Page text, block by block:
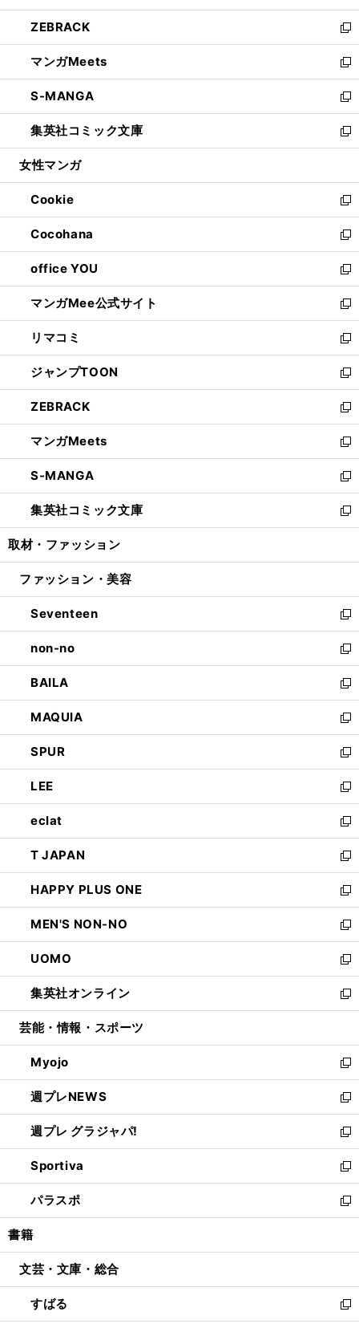
開
く
ウ
で
開
く
ン
ド
ウ
で
開
く
ウ
ィ
ン
ド
ウ
で
開
く
し
い
ウ
ィ
ン
ド
ウ
で
開
ZEBRACK
新
し
い
ウ
ィ
ン
ド
ウ
開
く
マンガMeets
新
し
い
ウ
ィ
ン
ウ
で
開
く
S-MANGA
新
し
い
ウ
ン
ド
ウ
で
開
く
集英社コミック文庫
新
し
ウ
ィ
ン
ド
ウ
で
開
く
女性マンガ
Cookie
新
し
い
ウ
ィ
ン
ド
ウ
で
開
く
Cocohana
新
し
い
ウ
ィ
ン
ド
ウ
で
開
く
office YOU
新
し
い
ウ
ィ
ン
ド
ウ
で
開
く
マンガMee公式サイト
新
し
い
ウ
ィ
ン
ド
ウ
で
開
く
リマコミ
新
し
い
ウ
ィ
ン
ド
ウ
で
開
く
ジャンプTOON
新
し
い
ウ
ィ
ン
ド
ウ
で
開
ZEBRACK
新
し
い
ウ
ィ
ン
ド
ウ
開
マンガMeets
新
し
い
ウ
ィ
ン
ウ
開
く
S-MANGA
新
し
い
ウ
ン
ウ
で
開
く
集英社コミック文庫
新
し
ウ
ン
ド
ウ
で
開
く
取材・ファッション
ファッション・美容
Seventeen
新
し
い
ウ
ィ
ン
ド
ウ
で
開
く
non-no
新
し
い
ウ
ィ
ン
ド
ウ
で
開
く
BAILA
新
し
い
ウ
ィ
ン
ド
ウ
で
開
く
MAQUIA
新
し
い
ウ
ィ
ン
ド
ウ
で
開
く
SPUR
新
し
い
ウ
ィ
ン
ド
ウ
で
開
く
LEE
新
し
い
ウ
ィ
ン
ド
ウ
で
開
く
eclat
新
し
い
ウ
ィ
ン
ド
ウ
で
開
く
T JAPAN
新
し
い
ウ
ィ
ン
ド
ウ
で
開
HAPPY PLUS ONE
新
し
い
ウ
ィ
ン
ド
ウ
開
く
MEN'S NON-NO
新
し
い
ウ
ィ
ン
ウ
で
開
く
UOMO
新
し
い
ウ
ン
ド
ウ
で
開
く
集英社オンライン
新
し
ウ
ィ
ン
ド
ウ
で
開
く
芸能・情報・スポーツ
Myojo
新
し
い
ウ
ィ
ン
ド
ウ
で
開
週プレNEWS
新
し
い
ウ
ィ
ン
ド
ウ
開
週プレ グラジャパ!
新
し
い
ウ
ィ
ン
ウ
開
く
Sportiva
新
し
い
ウ
ン
ウ
で
開
パラスポ
新
し
ウ
ン
ド
書籍
文芸・文庫・総合
すばる
新